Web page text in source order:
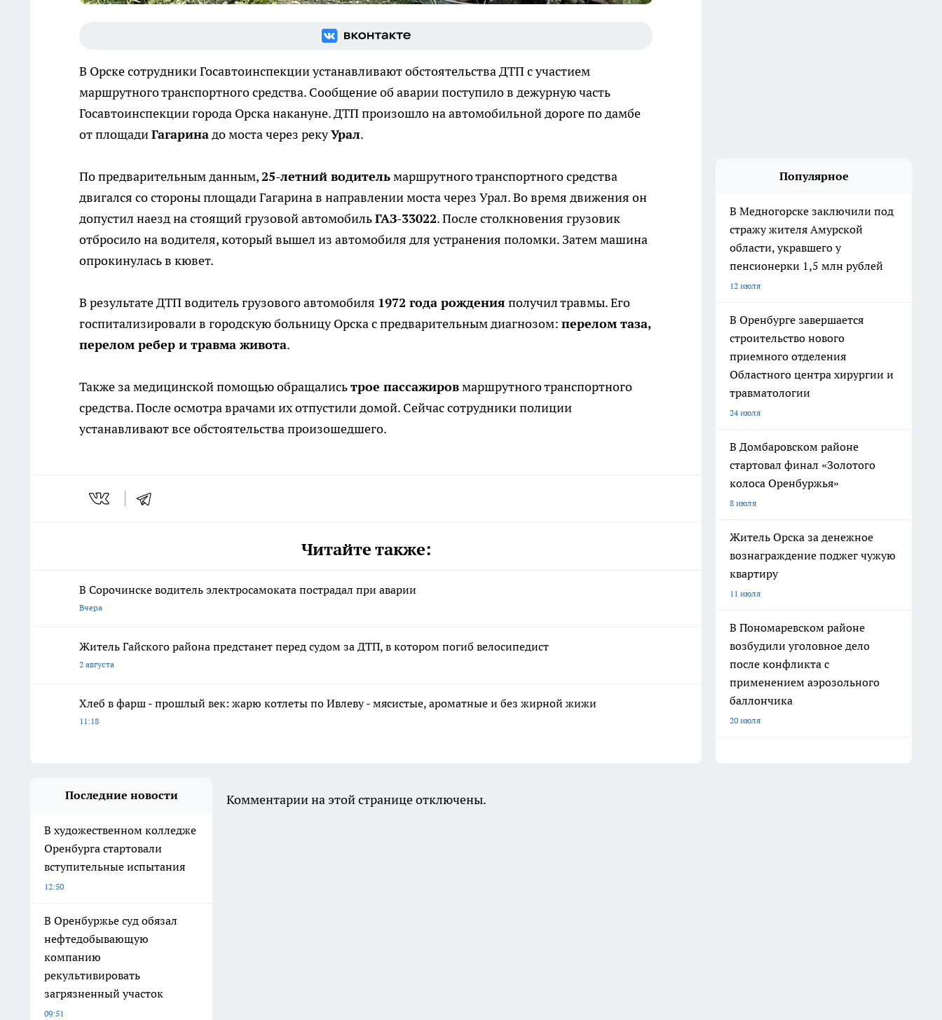
В Орске сотрудники Госавтоинспекции устанавливают обстоятельства ДТП с участием
маршрутного транспортного средства. Сообщение об аварии поступило в дежурную часть
Госавтоинспекции города Орска накануне. ДТП произошло на автомобильной дороге по дамбе
от площадиГагаринадо моста через рекуУрал.
По предварительным данным,25-летний водительмаршрутного транспортного средства
двигался со стороны площади Гагарина в направлении моста через Урал. Во время движения он
допустил наезд на стоящий грузовой автомобильГАЗ-33022. После столкновения грузовик
отбросило на водителя, который вышел из автомобиля для устранения поломки. Затем машина
опрокинулась в кювет.
В результате ДТП водитель грузового автомобиля 1972 года рождения получил травмы. Его
госпитализировали в городскую больницу Орска с предварительным диагнозом: перелом таза,
перелом ребер и травма живота.
Также за медицинской помощью обращалисьтрое пассажировмаршрутного транспортного
средства. После осмотра врачами их отпустили домой. Сейчас сотрудники полиции
устанавливают все обстоятельства произошедшего.
Читайте также:
В Сорочинске водитель электросамоката пострадал при аварии
Вчера
Житель Гайского района предстанет перед судом за ДТП, в котором погиб велосипедист
2 августа
Хлеб в фарш - прошлый век: жарю котлеты по Ивлеву - мясистые, ароматные и без жирной жижи
11:18
Популярное
В Медногорске заключили под
стражу жителя Амурской
области, укравшего у
пенсионерки 1,5 млн рублей
12 июля
В Оренбурге завершается
строительство нового
приемного отделения
Областного центра хирургии и
травматологии
24 июля
В Домбаровском районе
стартовал финал «Золотого
колоса Оренбуржья»
8 июля
Житель Орска за денежное
вознаграждение поджег чужую
квартиру
11 июля
В Пономаревском районе
возбудили уголовное дело
после конфликта с
применением аэрозольного
баллончика
20 июля
Последние новости
В художественном колледже
Оренбурга стартовали
вступительные испытания
12:50
В Оренбуржье суд обязал
нефтедобывающую
компанию
рекультивировать
загрязненный участок
09:51
Комментарии на этой странице отключены.